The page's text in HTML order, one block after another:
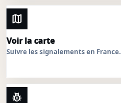
map
Voir la carte
Suivre les signalements en France.
pest_control